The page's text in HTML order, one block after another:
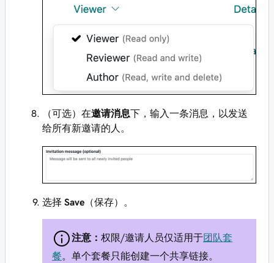
（可选）在邀请消息下，输入一条消息，以发送
给所有新邀请的人。
选择 Save （保存）。
注意： 权限/邀请人员仅适用于团队套
餐。单个套餐只能创建一个共享链接。